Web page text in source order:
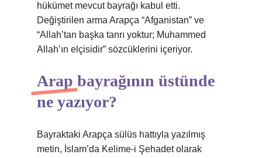
hükümet mevcut bayrağı kabul etti.
Değiştirilen arma Arapça “Afganistan” ve
“Allah’tan başka tanrı yoktur; Muhammed
Allah’ın elçisidir” sözcüklerini içeriyor.
Arap bayrağının üstünde
ne yazıyor?
Bayraktaki Arapça sülüs hattıyla yazılmış
metin, İslam’da Kelime-i Şehadet olarak